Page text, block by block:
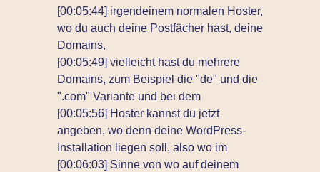
[00:05:44] irgendeinem normalen Hoster,
wo du auch deine Postfächer hast, deine
Domains,
[00:05:49] vielleicht hast du mehrere
Domains, zum Beispiel die "de" und die
".com" Variante und bei dem
[00:05:56] Hoster kannst du jetzt
angeben, wo denn deine WordPress-
Installation liegen soll, also wo im
[00:06:03] Sinne von wo auf deinem